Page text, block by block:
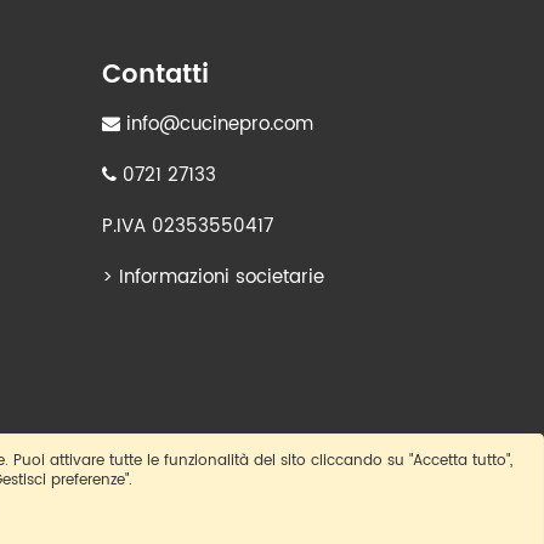
Contatti
info@cucinepro.com
0721 27133
P.IVA 02353550417
> Informazioni societarie
Puoi attivare tutte le funzionalità del sito cliccando su "Accetta tutto",
preferenze".